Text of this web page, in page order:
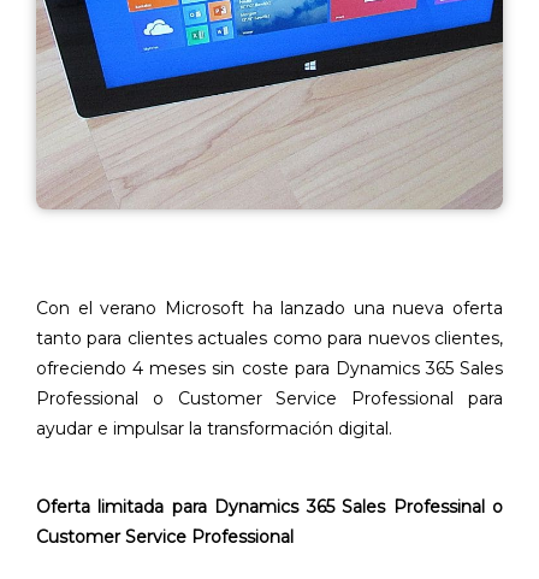
Con el verano Microsoft ha lanzado una nueva oferta
tanto para clientes actuales como para nuevos clientes,
ofreciendo 4 meses sin coste para Dynamics 365 Sales
Professional o Customer Service Professional para
ayudar e impulsar la transformación digital.
Oferta limitada para Dynamics 365 Sales Professinal o
Customer Service Professional